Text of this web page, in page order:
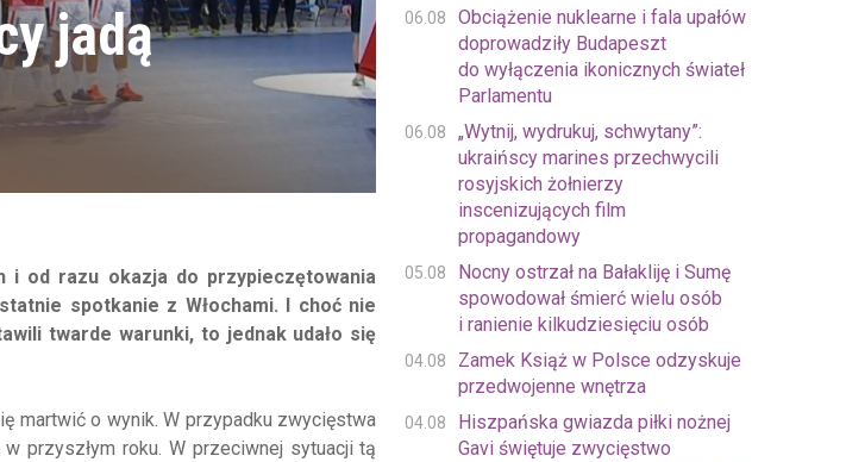
jadą
i od razu okazja do przypieczętowania
spotkanie z Włochami. I choć nie
twarde warunki, to jednak udało się
martwić o wynik. W przypadku zwycięstwa
przyszłym roku. W przeciwnej sytuacji tą
06.08
Obciążenie nuklearne i fala upałów
doprowadziły Budapeszt
do wyłączenia ikonicznych świateł
Parlamentu
06.08
„Wytnij, wydrukuj, schwytany”:
ukraińscy marines przechwycili
rosyjskich żołnierzy
inscenizujących film
propagandowy
05.08
Nocny ostrzał na Bałakliję i Sumę
spowodował śmierć wielu osób
i ranienie kilkudziesięciu osób
04.08
Zamek Książ w Polsce odzyskuje
przedwojenne wnętrza
04.08
Hiszpańska gwiazda piłki nożnej
Gavi świętuje zwycięstwo